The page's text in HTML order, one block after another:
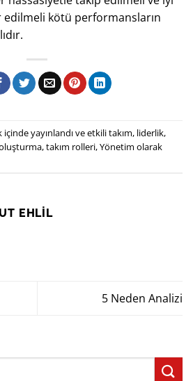
kötü performansların
içinde yayınlandı veetkili takım, liderlik,
,takım rolleri,Yönetim olarak
EHLİL
5 Neden Analizi